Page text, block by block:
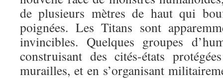
de plusieurs mètres de haut qui
poignées. Les Titans sont
invincibles. Quelques groupes
construisant des cités-états
murailles, et en s’organisant